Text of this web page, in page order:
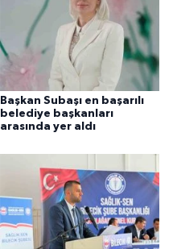
Başkan Subaşı en başarılı
belediye başkanları
arasında yer aldı